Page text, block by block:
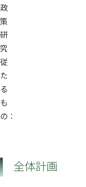
政
策
研
究
従
た
る
も
の：
全体計画